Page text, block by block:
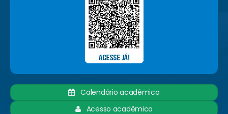
Calendário acadêmico
Acesso acadêmico